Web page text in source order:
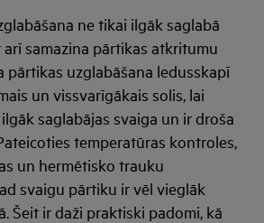
ne tikai ilgāk saglabā
samazina pārtikas atkritumu
pārtikas uzglabāšana ledusskapī
un vissvarīgākais solis, lai
saglabājas svaiga un ir droša
temperatūras kontroles,
un hermētisko trauku
svaigu pārtiku ir vēl vieglāk
Šeit ir daži praktiski padomi, kā